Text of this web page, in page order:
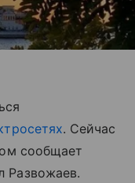
. Сейчас
сообщает
Развожаев.